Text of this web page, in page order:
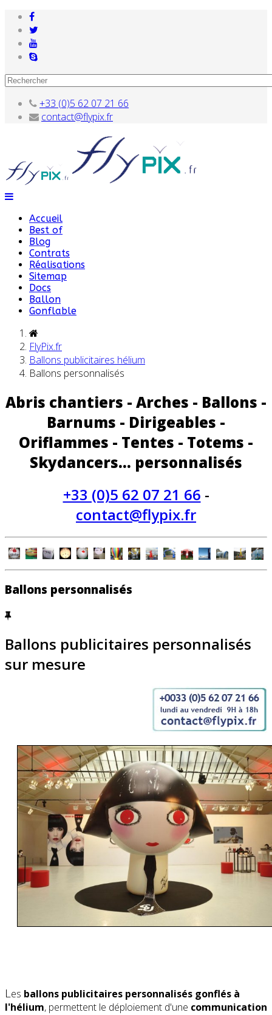
+33 (0)5 62 07 21 66
contact@flypix.fr
Accueil
Best of
Blog
Contrats
Réalisations
Sitemap
Docs
Ballon
Gonflable
FlyPix.fr
Ballons publicitaires hélium
Ballons personnalisés
Abris chantiers - Arches - Ballons -
Barnums - Dirigeables -
Oriflammes - Tentes - Totems -
Skydancers... personnalisés
+33 (0)5 62 07 21 66 -
contact@flypix.fr
Ballons personnalisés
Ballons publicitaires personnalisés
sur mesure
L es ballons publicitaires personnalisés gonflés à
l'hélium, permettent le déploiement d'une communication